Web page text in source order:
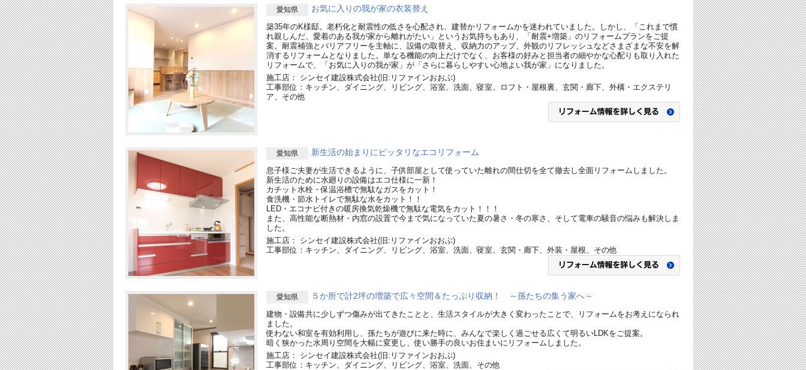
愛知県 お気に入りの我が家の衣装替え
築35年のK様邸。老朽化と耐震性の低さを心配され、建替かリフォームかを迷われていました。しかし、「これまで慣
れ親しんだ、愛着のある我が家から離れがたい」というお気持ちもあり、「耐震+増築」のリフォームプランをご提
案。耐震補強とバリアフリーを主軸に、設備の取替え、収納力のアップ、外観のリフレッシュなどさまざまな不安を解
消するリフォームとなりました。単なる機能の向上だけでなく、お客様の好みと担当者の細やかな心配りも取り入れた
リフォームで、「お気に入りの我が家」が「さらに暮らしやすい心地よい我が家」になりました。
施工店： シンセイ建設株式会社(旧:リファインおおぶ)
工事部位：キッチン、ダイニング、リビング、浴室、洗面、寝室、ロフト・屋根裏、玄関・廊下、外構・エクステリ
ア、その他
愛知県 新生活の始まりにピッタリなエコリフォーム
息子様ご夫妻が生活できるように、子供部屋として使っていた離れの間仕切を全て撤去し全面リフォームしました。
新生活のために水廻りの設備はエコ仕様に一新！
カチット水栓・保温浴槽で無駄なガスをカット！
食洗機・節水トイレで無駄な水をカット！！
LED・エコナビ付きの暖房換気乾燥機で無駄な電気をカット！！！
また、高性能な断熱材・内窓の設置で今まで気になっていた夏の暑さ・冬の寒さ、そして電車の騒音の悩みも解決しま
した。
施工店： シンセイ建設株式会社(旧:リファインおおぶ)
工事部位：キッチン、ダイニング、リビング、浴室、洗面、寝室、玄関・廊下、外装・屋根、その他
愛知県 ５か所で計2坪の増築で広々空間＆たっぷり収納！ ～孫たちの集う家へ～
建物・設備共に少しずつ傷みが出てきたことと、生活スタイルが大きく変わったことで、リフォームをお考えになられ
ました。
使わない和室を有効利用し、孫たちが遊びに来た時に、みんなで楽しく過ごせる広くて明るいLDKをご提案。
暗く狭かった水周り空間を大幅に変更し、使い勝手の良いお住まいにリフォームしました。
施工店： シンセイ建設株式会社(旧:リファインおおぶ)
工事部位：キッチン、ダイニング、リビング、浴室、洗面、その他